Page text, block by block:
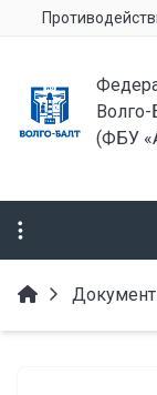
Волго-
(ФБУ